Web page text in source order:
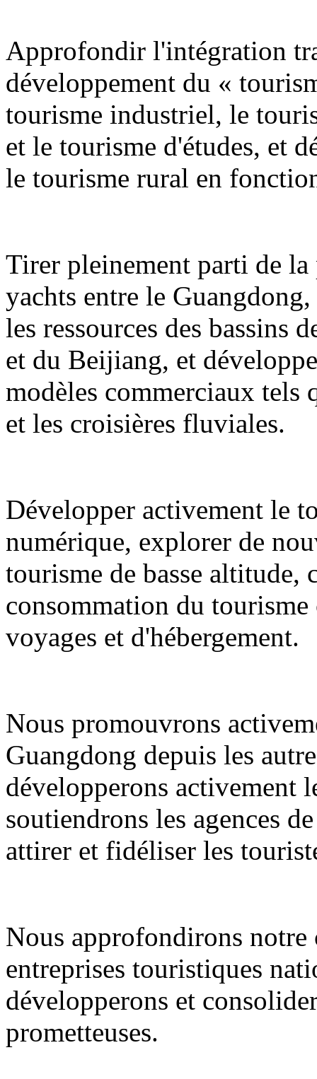
Approfondir l'intégration
développement du «
tourisme industriel, le
et le tourisme d'études, et
le tourisme rural en
Tirer pleinement parti de
yachts entre le
les ressources des bassins
et du Beijiang, et
modèles commerciaux tels
et les croisières fluviales.
Développer activement le
numérique, explorer de
tourisme de basse altitude,
consommation du
voyages et d'hébergement.
Nous promouvrons
Guangdong depuis les
développerons activement
soutiendrons les agences
attirer et fidéliser les
Nous approfondirons
entreprises touristiques
développerons et
prometteuses.